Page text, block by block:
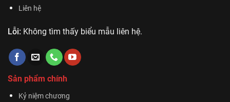
Liên hệ
Lỗi: Không tìm thấy biểu mẫu liên hệ.
Sản phẩm chính
Kỷ niệm chương